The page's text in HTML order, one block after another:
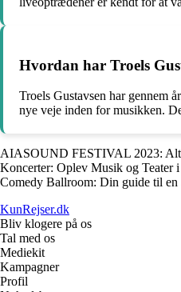
Hvordan har Troels
Troels Gustavsen har gennem
nye veje inden for musikken.
AIASOUND FESTIVAL 2023: Alt
Koncerter: Oplev Musik og Teater i
Comedy Ballroom: Din guide til en
KunRejser.dk
Bliv klogere på os
Tal med os
Mediekit
Kampagner
Profil